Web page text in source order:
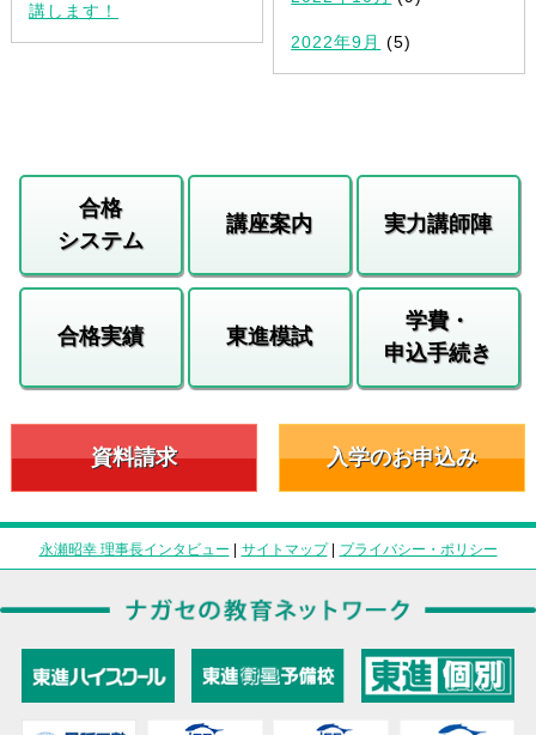
講します！
2022年9月 (5)
合格
システム
講座案内 実力講師陣
合格実績 東進模試
学費・
申込手続き
資料請求 入学のお申込み
永瀬昭幸 理事長インタビュー | サイトマップ| プライバシー・ポリシー